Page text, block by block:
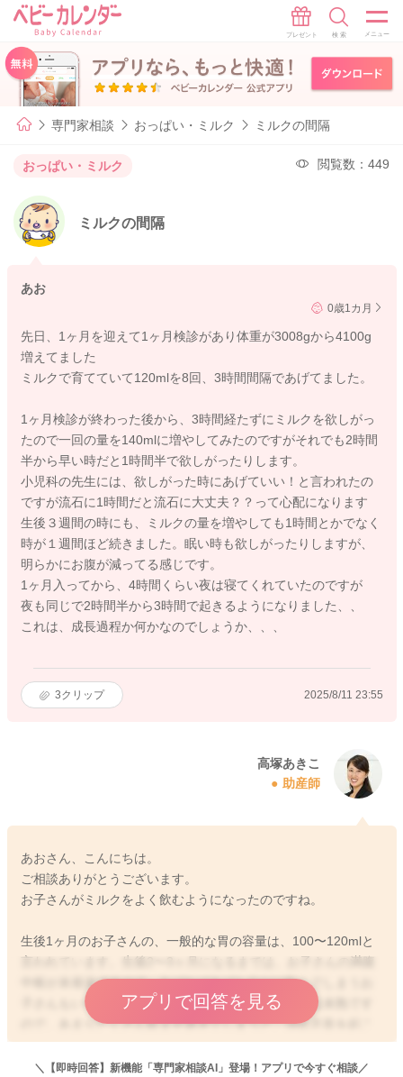
専門家相談 おっぱい・ミルク ミルクの間隔
おっぱい・ミルク 閲覧数：449
ミルクの間隔
あお
0歳1カ月
先日、1ヶ月を迎えて1ヶ月検診があり体重が3008gから4100g
増えてました
ミルクで育てていて120mlを8回、3時間間隔であげてました。
1ヶ月検診が終わった後から、3時間経たずにミルクを欲しがっ
たので一回の量を140mlに増やしてみたのですがそれでも2時間
半から早い時だと1時間半で欲しがったりします。
小児科の先生には、欲しがった時にあげていい！と言われたの
ですが流石に1時間だと流石に大丈夫？？って心配になります
生後３週間の時にも、ミルクの量を増やしても1時間とかでなく
時が１週間ほど続きました。眠い時も欲しがったりしますが、
明らかにお腹が減ってる感じです。
1ヶ月入ってから、4時間くらい夜は寝てくれていたのですが
夜も同じで2時間半から3時間で起きるようになりました、、
これは、成長過程か何かなのでしょうか、、、
3クリップ 2025/8/11 23:55
高塚あきこ
助産師
あおさん、こんにちは。
ご相談ありがとうございます。
お子さんがミルクをよく飲むようになったのですね。
生後1ヶ月のお子さんの、一般的な胃の容量は、100〜120mlと
言われています。生後2〜3ヶ月になるまでは、お子さんの満腹
中枢が未発達ですので、あげればあげた分だけ飲んでしまうお
子さんもいらっしゃいます。ですが、まだ消化機能は未熟です
ので、あまりたくさん飲ませ過ぎてしまうと、消化不良を起こ
してしまう可能性もあります。ですので、あまりたくさん欲し
がるような場合には、あやしていただいたり、他のことで気を
アプリで回答を見る
＼【即時回答】新機能「専門家相談AI」登場！アプリで今すぐ相談／